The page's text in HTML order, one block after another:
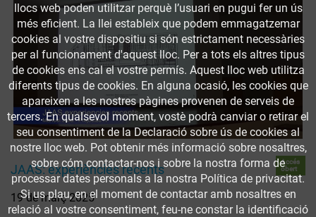
JAAS: experiències recents
Accés
obert
19 de març 2025
llocs web poden utilitzar perquè l’usuari en pugui fer un ús
més eficient. La llei estableix que podem emmagatzemar
cookies al vostre dispositiu si són estrictament necessàries
per al funcionament d'aquest lloc. Per a tots els altres tipus
de cookies ens cal el vostre permís. Aquest lloc web utilitza
diferents tipus de cookies. En alguna ocasió, les cookies que
apareixen a les nostres pàgines provenen de serveis de
tercers. En qualsevol moment, vostè podrà canviar o retirar el
seu consentiment de la Declaració sobre ús de cookies al
nostre lloc web. Pot obtenir més informació sobre nosaltres,
sobre cóm contactar-nos i sobre la nostra forma de
processar dates personals a la nostra Política de privacitat.
Si us plau, en el moment de contactar amb nosaltres en
relació al vostre consentiment, feu-ne constar la identificació